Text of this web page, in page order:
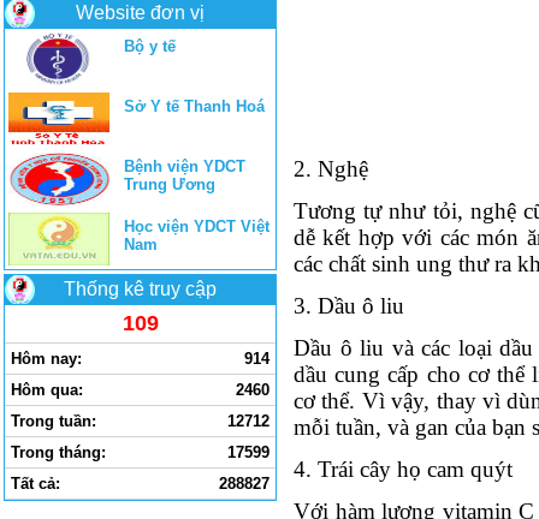
Website đơn vị
Bộ y tế
Sở Y tế Thanh Hoá
Bệnh viện YDCT
Trung Ương
Học viện YDCT Việt
Nam
Thống kê truy cập
109
Hôm nay:
914
Hôm qua:
2460
Trong tuần:
12712
Trong tháng:
17599
Tất cả:
288827
2. Nghệ
Tương tự như tỏi, nghệ
dễ kết hợp với các món
các chất sinh ung thư ra
3. Dầu ô liu
Dầu ô liu và các loại
dầu cung cấp cho cơ
cơ thể. Vì vậy, thay vì
mỗi tuần, và gan của bạn
4. Trái cây họ cam quýt
Với hàm lượng vitamin C